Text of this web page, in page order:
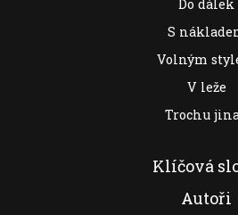
Do dálek
S
Volným
V leže
Trochu
Klíčová
Autoři